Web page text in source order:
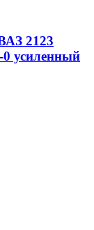
2123
0 усиленный